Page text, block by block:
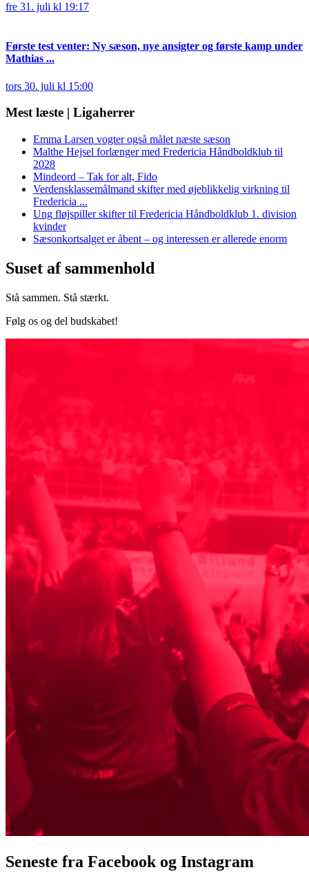
fre 31. juli kl 19:17
Første test venter: Ny sæson, nye ansigter og første kamp under
Mathias ...
tors 30. juli kl 15:00
Mest læste | Ligaherrer
Emma Larsen vogter også målet næste sæson
Malthe Hejsel forlænger med Fredericia Håndboldklub til
2028
Mindeord – Tak for alt, Fido
Verdensklassemålmand skifter med øjeblikkelig virkning til
Fredericia ...
Ung fløjspiller skifter til Fredericia Håndboldklub 1. division
kvinder
Sæsonkortsalget er åbent – og interessen er allerede enorm
Suset af sammenhold
Stå sammen. Stå stærkt.
Følg os og del budskabet!
Seneste fra Facebook og Instagram